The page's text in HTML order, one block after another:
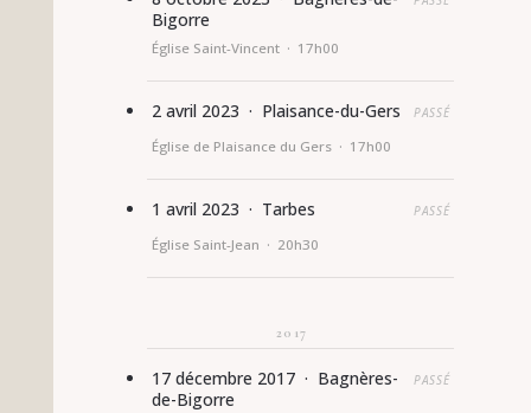
Bigorre
Église Saint-Vincent · 17h00
2 avril 2023 · Plaisance-du-Gers PASSÉ
Église de Plaisance du Gers · 17h00
1 avril 2023 · Tarbes PASSÉ
Église Saint-Jean · 20h30
2017
17 décembre 2017 · Bagnères-
de-Bigorre
PASSÉ